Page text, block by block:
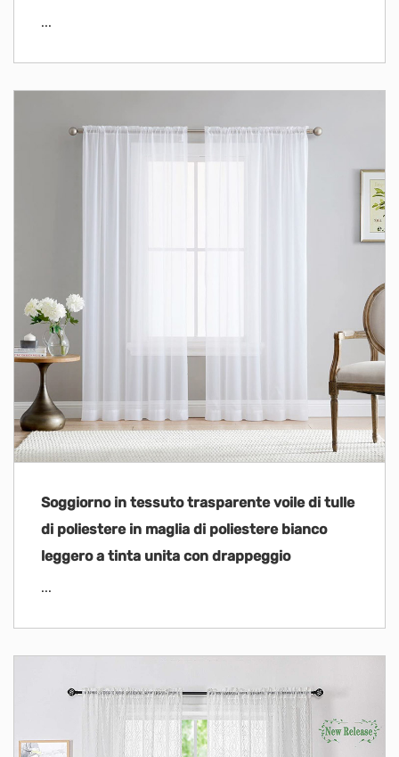
...
Soggiorno in tessuto trasparente voile di tulle
di poliestere in maglia di poliestere bianco
leggero a tinta unita con drappeggio
...